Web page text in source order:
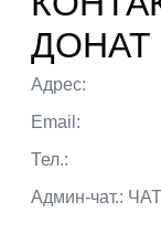
ДОНАТ
Адрес:
Email:
Тел.:
Админ-чат.: ЧАТ